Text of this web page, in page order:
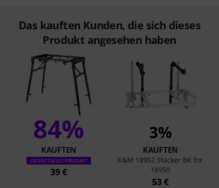
Das kauften Kunden, die sich dieses
Produkt angesehen haben
84%
KAUFTEN
GENAU DIESES PRODUKT
39 €
3%
KAUFTEN
K&M 18952 Stacker BK for
18950
53 €